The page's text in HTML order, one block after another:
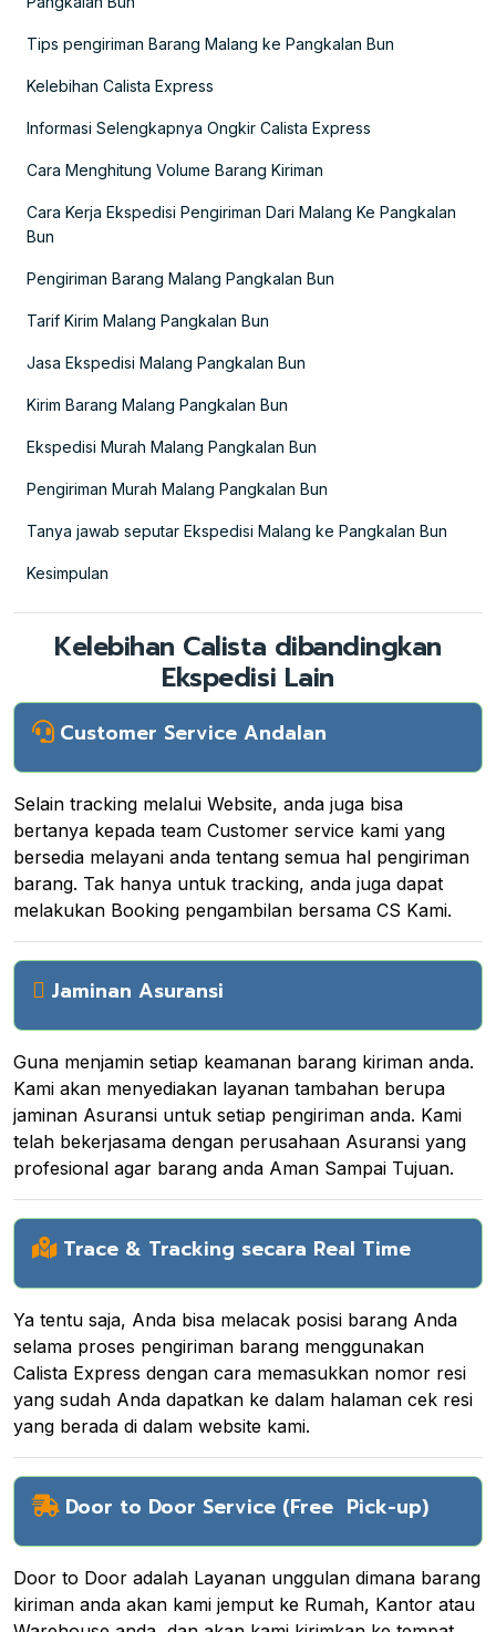
Tips pengiriman Barang Malang ke Pangkalan Bun
Kelebihan Calista Express
Informasi Selengkapnya Ongkir Calista Express
Cara Menghitung Volume Barang Kiriman
Cara Kerja Ekspedisi Pengiriman Dari Malang Ke Pangkalan
Bun
Pengiriman Barang Malang Pangkalan Bun
Tarif Kirim Malang Pangkalan Bun
Jasa Ekspedisi Malang Pangkalan Bun
Kirim Barang Malang Pangkalan Bun
Ekspedisi Murah Malang Pangkalan Bun
Pengiriman Murah Malang Pangkalan Bun
Tanya jawab seputar Ekspedisi Malang ke Pangkalan Bun
Kesimpulan
Kelebihan Calista dibandingkan
Ekspedisi Lain
Customer Service Andalan
Selain tracking melalui Website, anda juga bisa
bertanya kepada team Customer service kami yang
bersedia melayani anda tentang semua hal pengiriman
barang. Tak hanya untuk tracking, anda juga dapat
melakukan Booking pengambilan bersama CS Kami.
Jaminan Asuransi
Guna menjamin setiap keamanan barang kiriman anda.
Kami akan menyediakan layanan tambahan berupa
jaminan Asuransi untuk setiap pengiriman anda. Kami
telah bekerjasama dengan perusahaan Asuransi yang
profesional agar barang anda Aman Sampai Tujuan.
Trace & Tracking secara Real Time
Ya tentu saja, Anda bisa melacak posisi barang Anda
selama proses pengiriman barang menggunakan
Calista Express dengan cara memasukkan nomor resi
yang sudah Anda dapatkan ke dalam halaman cek resi
yang berada di dalam website kami.
Door to Door Service (Free Pick-up)
Door to Door adalah Layanan unggulan dimana barang
kiriman anda akan kami jemput ke Rumah, Kantor atau